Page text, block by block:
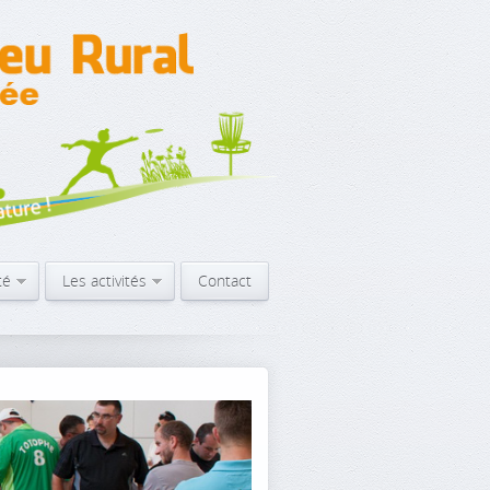
Les activités Contact